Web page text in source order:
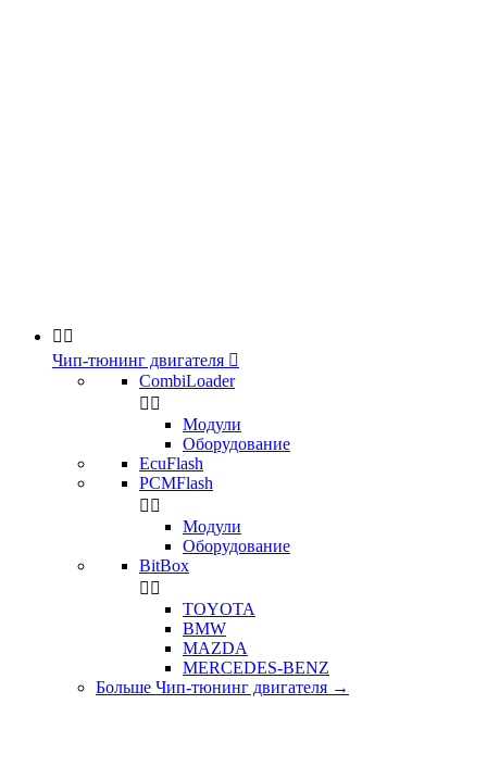
 
Чип-тюнинг двигателя 
CombiLoader
 
Модули
Оборудование
EcuFlash
PCMFlash
 
Модули
Оборудование
BitBox
 
TOYOTA
BMW
MAZDA
MERCEDES-BENZ
Больше Чип-тюнинг двигателя →